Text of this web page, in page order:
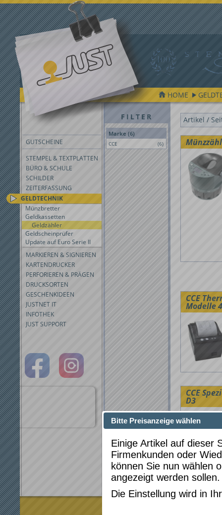
HOME
GUTSCHEINE
STEMPEL & TEXTPLATTEN
BÜRO & SCHULE
SCHILDER
ZEITERFASSUNG
GELDTECHNIK
Münzbretter
Geldkassetten
Geldzähler
Geldscheinprüfer
Update auf Euro Serie II
MARKIEREN & SIGNIEREN
KARTENDRUCKER
PERFORIEREN & PRÄGEN
DRUCKSORTEN
GESCHENKIDEEN
JUSTNET IT
INFOTHEK
JUST SUPPORT
FILTER
Marke (6)
CCE (6)
Artikel /
CCE
Modelle
CCE
D3
Artikel /
Bitte Preisanzeige wählen
Einige Artikel auf dieser
Firmenkunden oder
können Sie nun wählen
angezeigt werden sollen.
Die Einstellung wird in